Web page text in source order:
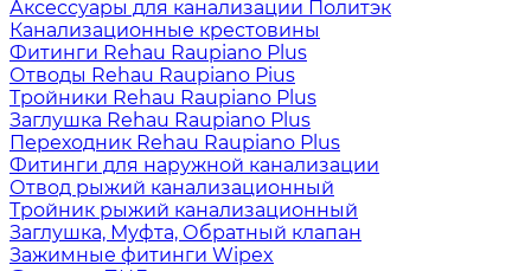
Аксессуары для канализации Политэк
Канализационные крестовины
Фитинги Rehau Raupiano Plus
Отводы Rehau Raupiano Pius
Тройники Rehau Raupiano Plus
Заглушка Rehau Raupiano Plus
Переходник Rehau Raupiano Plus
Фитинги для наружной канализации
Отвод рыжий канализационный
Тройник рыжий канализационный
Заглушка, Муфта, Обратный клапан
Зажимные фитинги Wipex